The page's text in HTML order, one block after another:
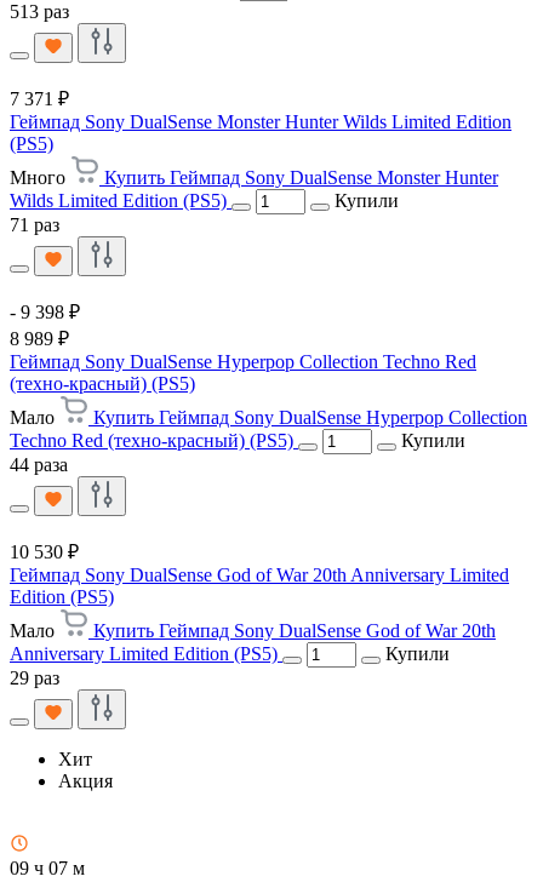
513 раз
7 371 ₽
Геймпад Sony DualSense Monster Hunter Wilds Limited Edition
(PS5)
Много
Купить Геймпад Sony DualSense Monster Hunter
Wilds Limited Edition (PS5)
Купили
71 раз
- 9 398 ₽
8 989 ₽
Геймпад Sony DualSense Hyperpop Collection Techno Red
(техно-красный) (PS5)
Мало
Купить Геймпад Sony DualSense Hyperpop Collection
Techno Red (техно-красный) (PS5)
Купили
44 раза
10 530 ₽
Геймпад Sony DualSense God of War 20th Anniversary Limited
Edition (PS5)
Мало
Купить Геймпад Sony DualSense God of War 20th
Anniversary Limited Edition (PS5)
Купили
29 раз
Хит
Акция
09 ч 07 м